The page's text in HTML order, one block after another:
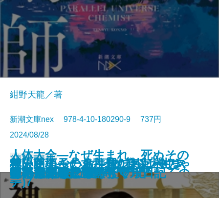
邯鄲の島遥かなり〔上〕
とんちき 蔦重青春譜
救いたくない命―俺たちは神じゃ
ない2―
花と茨―七代目市川團十郎―
捨て童子・松平忠輝〔上〕
捨て童子・松平忠輝〔中〕
捨て童子・松平忠輝〔下〕
無人島のふたり―120日以上生き
なくちゃ日記―
人体大全―なぜ生まれ、死ぬその
日まで無意識に動き続けられるの
か―
狐の嫁入り 幽世の薬剤師
紺野天龍／著
新潮文庫nex 978-4-10-180290-9 737円
2024/08/28
文庫電子書籍あり
龍ノ国幻想7 神問いの応
ケーキ王子の名推理(スペシャリ
テ)7
極限団地―一九六一 東京ハウス
―
これはただの夏
死に急ぐ鯨たち・もぐら日記
雀の手帖
京に鬼の棲む里ありて
探花―隠蔽捜査9―
あのころなにしてた？
狂った宴